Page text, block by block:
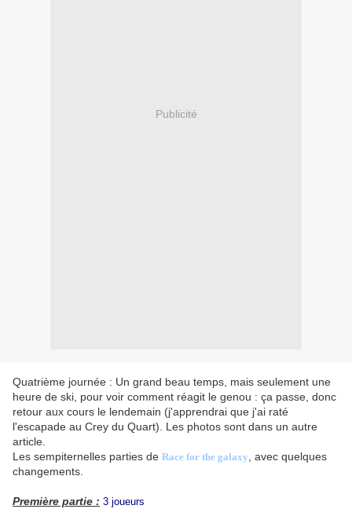
Publicité
Quatrième journée : Un grand beau temps, mais seulement une
heure de ski, pour voir comment réagit le genou : ça passe, donc
retour aux cours le lendemain (j'apprendrai que j'ai raté
l'escapade au Crey du Quart). Les photos sont dans un autre
article.
Les sempiternelles parties de Race for the galaxy , avec quelques
changements.
Première partie : 3 joueurs